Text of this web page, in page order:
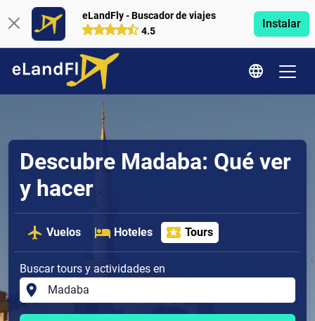
eLandFly - Buscador de viajes
4.5
Instalar
Descubre Madaba: Qué ver
y hacer
Vuelos Hoteles Tours
Buscar tours y actividades en